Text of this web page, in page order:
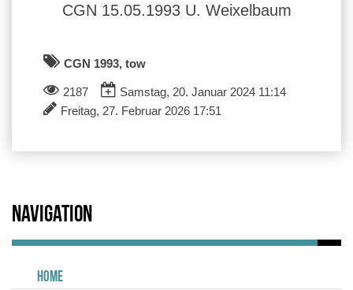
CGN 15.05.1993 U. Weixelbaum
CGN 1993, tow
2187
Samstag, 20. Januar 2024 11:14
Freitag, 27. Februar 2026 17:51
Navigation
Home